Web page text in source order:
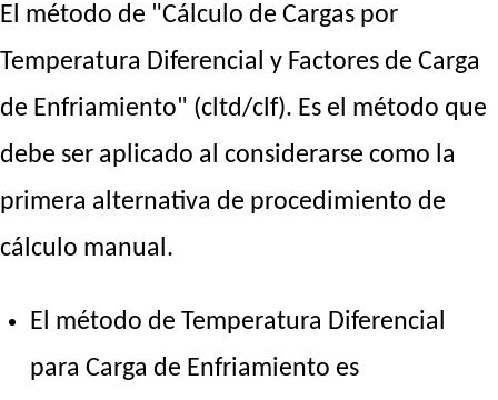
El método de "Cálculo de Cargas por
Temperatura Diferencial y Factores de Carga
de Enfriamiento" (cltd/clf). Es el método que
debe ser aplicado al considerarse como la
primera alternativa de procedimiento de
cálculo manual.
El método de Temperatura Diferencial
para Carga de Enfriamiento es